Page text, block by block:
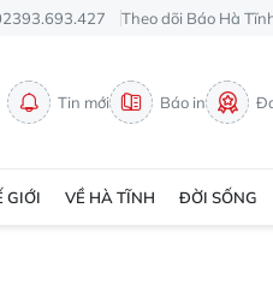
Theo dõi Báo Hà
Tin mới Báo in
GIỚI VỀ HÀ TĨNH ĐỜI SỐNG